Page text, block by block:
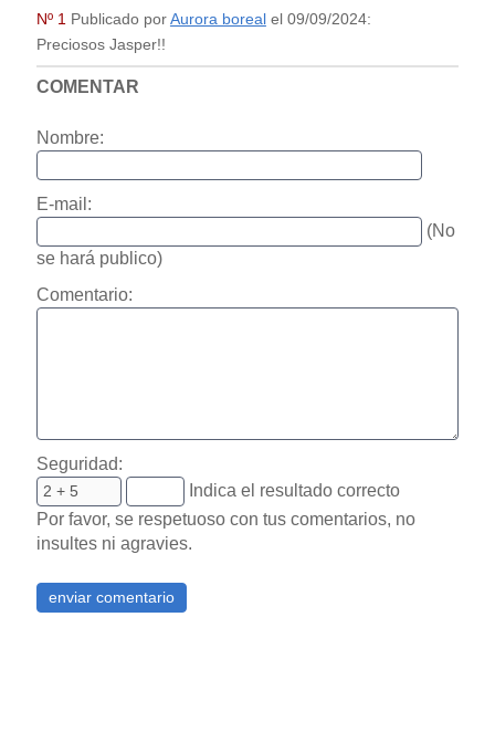
Nº 1 Publicado por Aurora borealel 09/09/2024:
Preciosos Jasper!!
COMENTAR
Nombre:
E-mail:
(No
se hará publico)
Comentario:
Seguridad:
Indica el resultado correcto
Por favor, se respetuoso con tus comentarios, no
insultes ni agravies.